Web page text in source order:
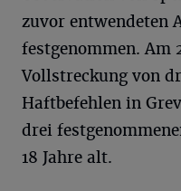
zuvor entwendeten
festgenommen. Am
Vollstreckung von
Haftbefehlen in
drei
18 Jahre alt.